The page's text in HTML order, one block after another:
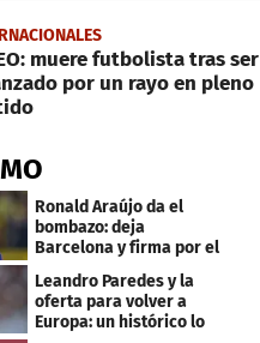
muere futbolista tras ser
por un rayo en pleno
Ronald Araújo da el
bombazo: deja
Barcelona y firma por el
club menos pensado
Leandro Paredes y la
oferta para volver a
Europa: un histórico lo